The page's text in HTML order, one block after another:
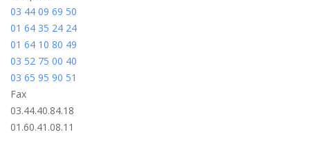
03 44 09 69 50
01 64 35 24 24
01 64 10 80 49
03 52 75 00 40
03 65 95 90 51
Fax
03.44.40.84.18
01.60.41.08.11